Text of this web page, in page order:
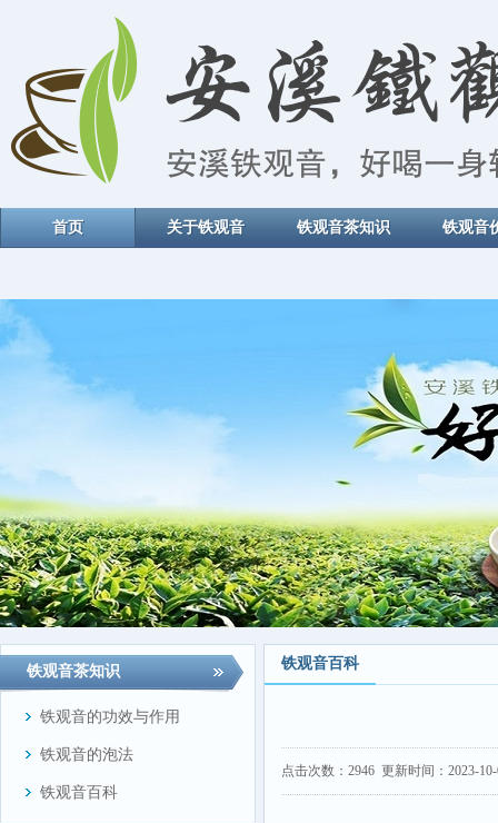
首页 关于铁观音 铁观音茶知识 铁观音
铁观音茶知识
铁观音的功效与作用
铁观音的泡法
铁观音百科
铁观音百科
点击次数： 2946 更新时间：2023-